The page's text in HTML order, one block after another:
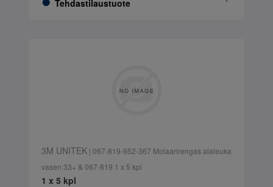
Tehdastilaustuote
3M UNITEK| 067-819-952-367 Molaarirengas alaleuka
vasen 33+ & 067-819 1 x 5 kpl
1 x 5 kpl